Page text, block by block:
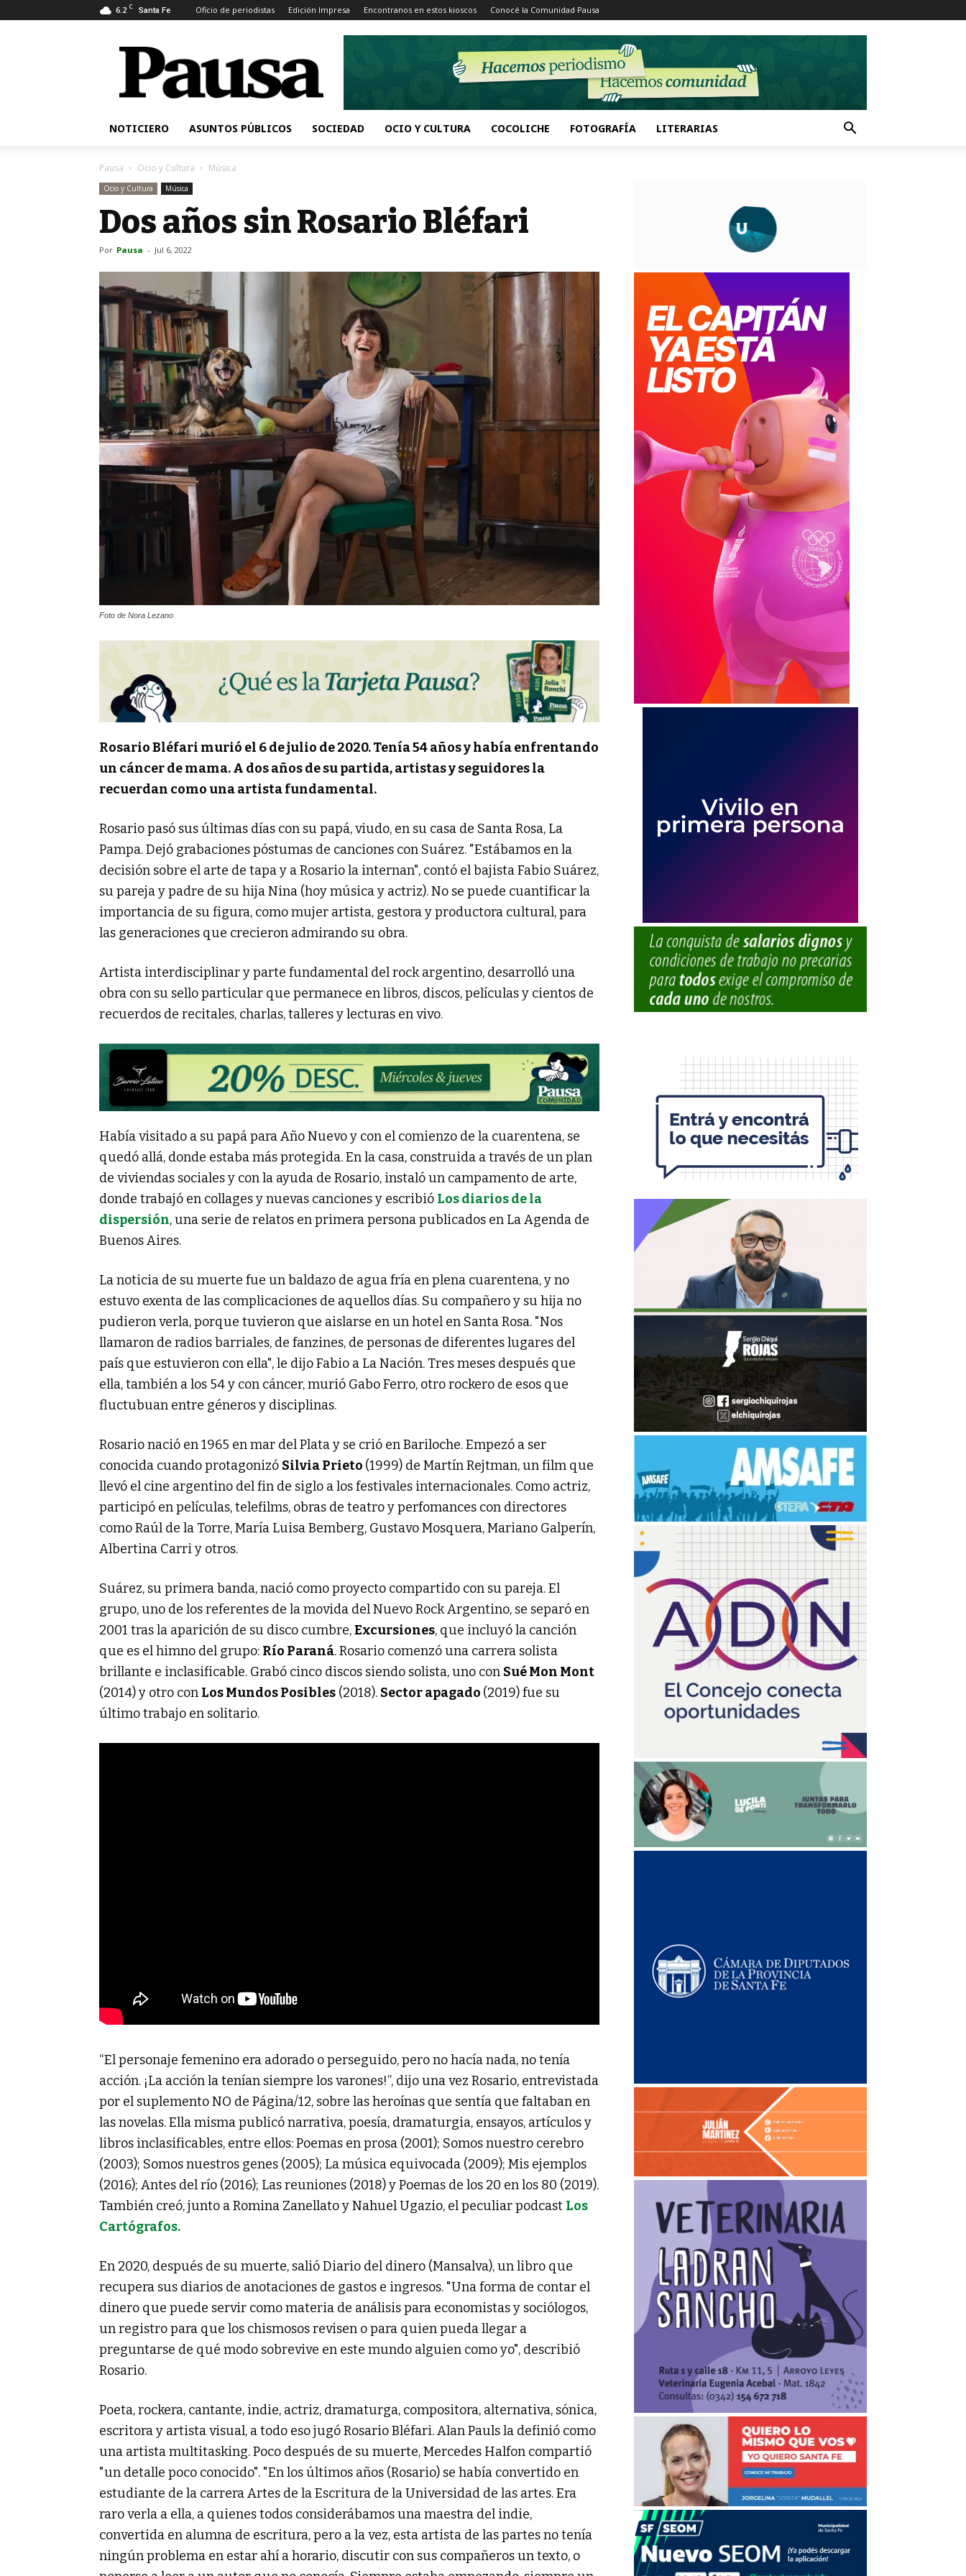
6.2 C Santa Fe Oficio de periodistas Edición Impresa Encontranos en estos kioscos Conocé la Comunidad Pausa
Pausa
NOTICIERO ASUNTOS PÚBLICOS SOCIEDAD OCIO Y CULTURA COCOLICHE FOTOGRAFÍA LITERARIAS
Pausa Ocio y Cultura Música
Ocio y Cultura Música
Dos años sin Rosario Bléfari
Por Pausa - Jul 6, 2022
Foto de Nora Lezano
Rosario Bléfari murió el 6 de julio de 2020. Tenía 54 años y había enfrentando
un cáncer de mama. A dos años de su partida, artistas y seguidores la
recuerdan como una artista fundamental.
Rosario pasó sus últimas días con su papá, viudo, en su casa de Santa Rosa, La
Pampa. Dejó grabaciones póstumas de canciones con Suárez. "Estábamos en la
decisión sobre el arte de tapa y a Rosario la internan", contó el bajista Fabio Suárez,
su pareja y padre de su hija Nina (hoy música y actriz). No se puede cuantificar la
importancia de su figura, como mujer artista, gestora y productora cultural, para
las generaciones que crecieron admirando su obra.
Artista interdisciplinar y parte fundamental del rock argentino, desarrolló una
obra con su sello particular que permanece en libros, discos, películas y cientos de
recuerdos de recitales, charlas, talleres y lecturas en vivo.
Había visitado a su papá para Año Nuevo y con el comienzo de la cuarentena, se
quedó allá, donde estaba más protegida. En la casa, construida a través de un plan
de viviendas sociales y con la ayuda de Rosario, instaló un campamento de arte,
donde trabajó en collages y nuevas canciones y escribió Los diarios de la
dispersión, una serie de relatos en primera persona publicados en La Agenda de
Buenos Aires.
La noticia de su muerte fue un baldazo de agua fría en plena cuarentena, y no
estuvo exenta de las complicaciones de aquellos días. Su compañero y su hija no
pudieron verla, porque tuvieron que aislarse en un hotel en Santa Rosa. "Nos
llamaron de radios barriales, de fanzines, de personas de diferentes lugares del
país que estuvieron con ella", le dijo Fabio a La Nación. Tres meses después que
ella, también a los 54 y con cáncer, murió Gabo Ferro, otro rockero de esos que
fluctubuan entre géneros y disciplinas.
Rosario nació en 1965 en mar del Plata y se crió en Bariloche. Empezó a ser
conocida cuando protagonizó Silvia Prieto (1999) de Martín Rejtman, un film que
llevó el cine argentino del fin de siglo a los festivales internacionales. Como actriz,
participó en películas, telefilms, obras de teatro y perfomances con directores
como Raúl de la Torre, María Luisa Bemberg, Gustavo Mosquera, Mariano Galperín,
Albertina Carri y otros.
Suárez, su primera banda, nació como proyecto compartido con su pareja. El
grupo, uno de los referentes de la movida del Nuevo Rock Argentino, se separó en
2001 tras la aparición de su disco cumbre,Excursiones, que incluyó la canción
que es el himno del grupo: Río Paraná. Rosario comenzó una carrera solista
brillante e inclasificable. Grabó cinco discos siendo solista, uno con Sué Mon Mont
(2014) y otro con Los Mundos Posibles (2018). Sector apagado (2019) fue su
último trabajo en solitario.
“El personaje femenino era adorado o perseguido, pero no hacía nada, no tenía
acción. ¡La acción la tenían siempre los varones!”, dijo una vez Rosario, entrevistada
por el suplemento NO de Página/12, sobre las heroínas que sentía que faltaban en
las novelas. Ella misma publicó narrativa, poesía, dramaturgia, ensayos, artículos y
libros inclasificables, entre ellos: Poemas en prosa (2001); Somos nuestro cerebro
(2003); Somos nuestros genes (2005); La música equivocada (2009); Mis ejemplos
(2016); Antes del río (2016); Las reuniones (2018) y Poemas de los 20 en los 80 (2019).
También creó, junto a Romina Zanellato y Nahuel Ugazio, el peculiar podcast Los
Cartógrafos.
En 2020, después de su muerte, salió Diario del dinero (Mansalva), un libro que
recupera sus diarios de anotaciones de gastos e ingresos. "Una forma de contar el
dinero que puede servir como materia de análisis para economistas y sociólogos,
un registro para que los chismosos revisen o para quien pueda llegar a
preguntarse de qué modo sobrevive en este mundo alguien como yo", describió
Rosario.
Poeta, rockera, cantante, indie, actriz, dramaturga, compositora, alternativa, sónica,
escritora y artista visual, a todo eso jugó Rosario Bléfari. Alan Pauls la definió como
una artista multitasking. Poco después de su muerte, Mercedes Halfon compartió
"un detalle poco conocido". "En los últimos años (Rosario) se había convertido en
estudiante de la carrera Artes de la Escritura de la Universidad de las artes. Era
raro verla a ella, a quienes todos considerábamos una maestra del indie,
convertida en alumna de escritura, pero a la vez, esta artista de las partes no tenía
ningún problema en estar ahí a horario, discutir con sus compañeros un texto, o